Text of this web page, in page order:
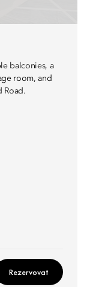
balconies, a
room, and
Road.
Rezervovat